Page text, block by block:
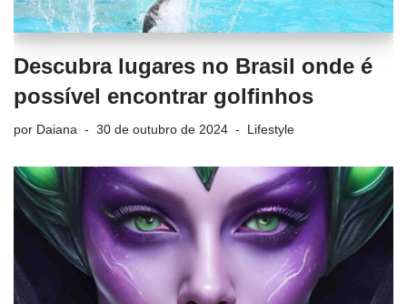
Descubra lugares no Brasil onde é
possível encontrar golfinhos
por Daiana 30 de outubro de 2024 Lifestyle